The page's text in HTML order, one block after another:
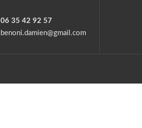
06 35 42 92 57
benoni.damien@gmail.com